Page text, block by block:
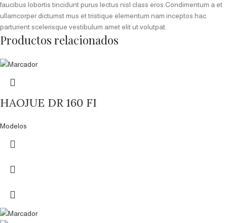
faucibus lobortis tincidunt purus lectus nisl class eros.Condimentum a et
ullamcorper dictumst mus et tristique elementum nam inceptos hac
parturient scelerisque vestibulum amet elit ut volutpat.
Productos relacionados
HAOJUE DR 160 FI
Modelos